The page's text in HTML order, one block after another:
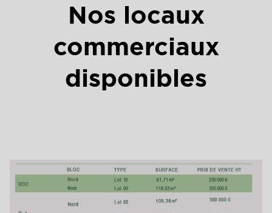
Nos locaux
commerciaux
disponibles